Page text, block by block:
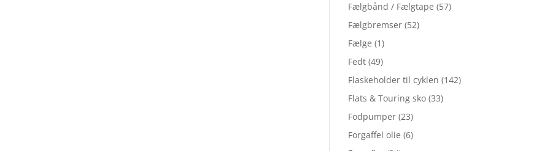
Fælgbånd / Fælgtape (57)
Fælgbremser (52)
Fælge (1)
Fedt (49)
Flaskeholder til cyklen (142)
Flats & Touring sko (33)
Fodpumper (23)
Forgaffel olie (6)